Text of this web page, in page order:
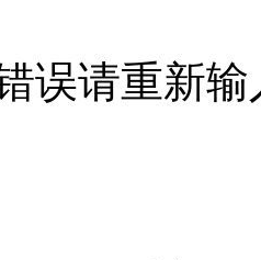
误请重新输